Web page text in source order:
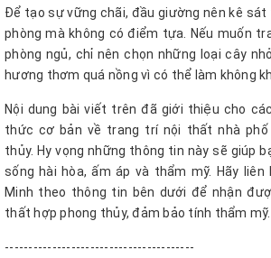
Để tạo sự vững chãi, đầu giường nên kê
phòng mà không có điểm tựa. Nếu muốn
phòng ngủ, chỉ nên chọn những loại cây
hương thơm quá nồng vì có thể làm không
Nội dung bài viết trên đã giới thiệu cho
thức cơ bản về trang trí nội thất nhà phố
thủy. Hy vọng những thông tin này sẽ giúp
sống hài hòa, ấm áp và thẩm mỹ. Hãy liên
Minh theo thông tin bên dưới để nhận
thất hợp phong thủy, đảm bảo tính thẩm mỹ.
----------------------------------------